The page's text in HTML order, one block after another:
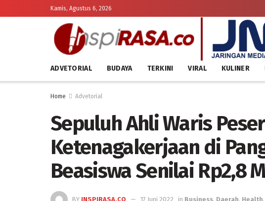
Kamis, Agustus 6, 2026
ADVETORIAL BUDAYA TERKINI VIRAL KULINER
Home Advetorial
Sepuluh Ahli Waris
Ketenagakerjaan di
Beasiswa Senilai Rp2,8
BY INSPIRASA.CO 17 Juni 2022 in Business, Daerah, Health,